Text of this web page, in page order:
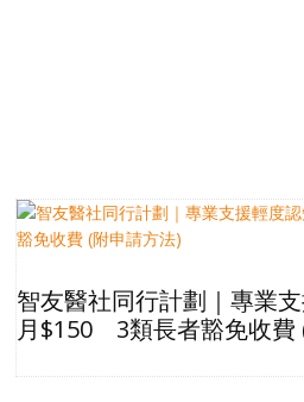
智友醫社同行計劃｜專業
月$150 3類長者豁免收費